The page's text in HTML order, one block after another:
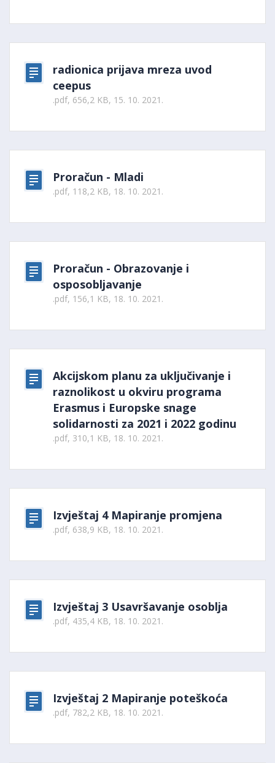
radionica prijava mreza uvod
ceepus
.pdf, 656,2 KB, 15. 10. 2021.
Proračun - Mladi
.pdf, 118,2 KB, 18. 10. 2021.
Proračun - Obrazovanje i
osposobljavanje
.pdf, 156,1 KB, 18. 10. 2021.
Akcijskom planu za uključivanje i
raznolikost u okviru programa
Erasmus i Europske snage
solidarnosti za 2021 i 2022 godinu
.pdf, 310,1 KB, 18. 10. 2021.
Izvještaj 4 Mapiranje promjena
.pdf, 638,9 KB, 18. 10. 2021.
Izvještaj 3 Usavršavanje osoblja
.pdf, 435,4 KB, 18. 10. 2021.
Izvještaj 2 Mapiranje poteškoća
.pdf, 782,2 KB, 18. 10. 2021.